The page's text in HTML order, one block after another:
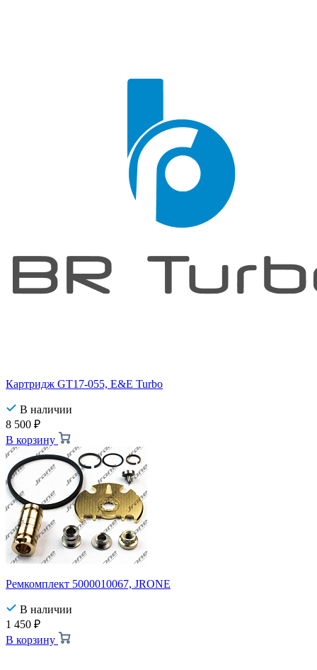
Картридж GT17-055, E&E Turbo
В наличии
8 500 ₽
В корзину
Ремкомплект 5000010067, JRONE
В наличии
1 450 ₽
В корзину